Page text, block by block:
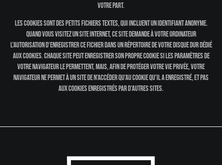
votre part.
Les cookies sont des petits fichiers textes, qui incluent un identifiant anonyme.
Quand vous visitez un site internet, ce site demande à votre ordinateur
l’autorisation d’enregistrer ce fichier dans un répertoire de votre disque dur dédié
aux cookies. Chaque site peut enregistrer son propre cookie si les paramètres de
votre navigateur le permettent, mais, afin de protéger votre vie privée, votre
navigateur ne permet à un site de n’accéder qu’au cookie qu’il a enregistré, et pas
aux cookies enregistrés par d’autres sites.